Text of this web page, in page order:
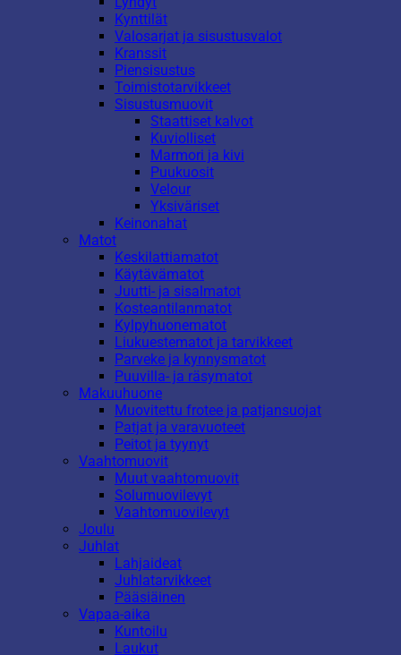
Kynttilät
Valosarjat ja sisustusvalot
Kranssit
Piensisustus
Toimistotarvikkeet
Sisustusmuovit
Staattiset kalvot
Kuviolliset
Marmori ja kivi
Puukuosit
Velour
Yksiväriset
Keinonahat
Matot
Keskilattiamatot
Käytävämatot
Juutti- ja sisalmatot
Kosteantilanmatot
Kylpyhuonematot
Liukuestematot ja tarvikkeet
Parveke ja kynnysmatot
Puuvilla- ja räsymatot
Makuuhuone
Muovitettu frotee ja patjansuojat
Patjat ja varavuoteet
Peitot ja tyynyt
Vaahtomuovit
Muut vaahtomuovit
Solumuovilevyt
Vaahtomuovilevyt
Joulu
Juhlat
Lahjaideat
Juhlatarvikkeet
Pääsiäinen
Vapaa-aika
Kuntoilu
Laukut